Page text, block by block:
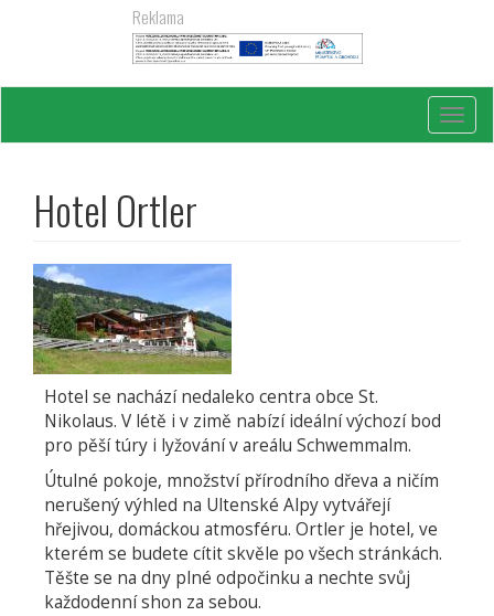
Reklama
Hotel Ortler
Hotel se nachází nedaleko centra obce St.
Nikolaus. V létě i v zimě nabízí ideální výchozí bod
pro pěší túry i lyžování v areálu Schwemmalm.
Útulné pokoje, množství přírodního dřeva a ničím
nerušený výhled na Ultenské Alpy vytvářejí
hřejivou, domáckou atmosféru. Ortler je hotel, ve
kterém se budete cítit skvěle po všech stránkách.
Těšte se na dny plné odpočinku a nechte svůj
každodenní shon za sebou.